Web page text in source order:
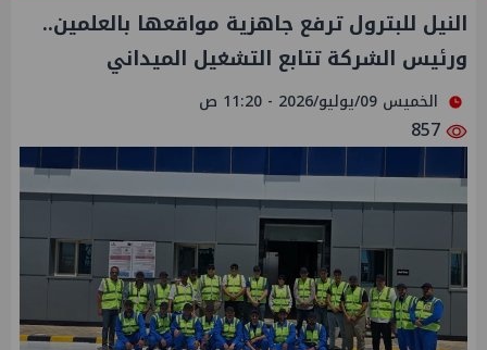
النيل للبترول ترفع جاهزية مواقعها بالعلمين..
ورئيس الشركة تتابع التشغيل الميداني
الخميس 09/يوليو/2026 - 11:20 ص